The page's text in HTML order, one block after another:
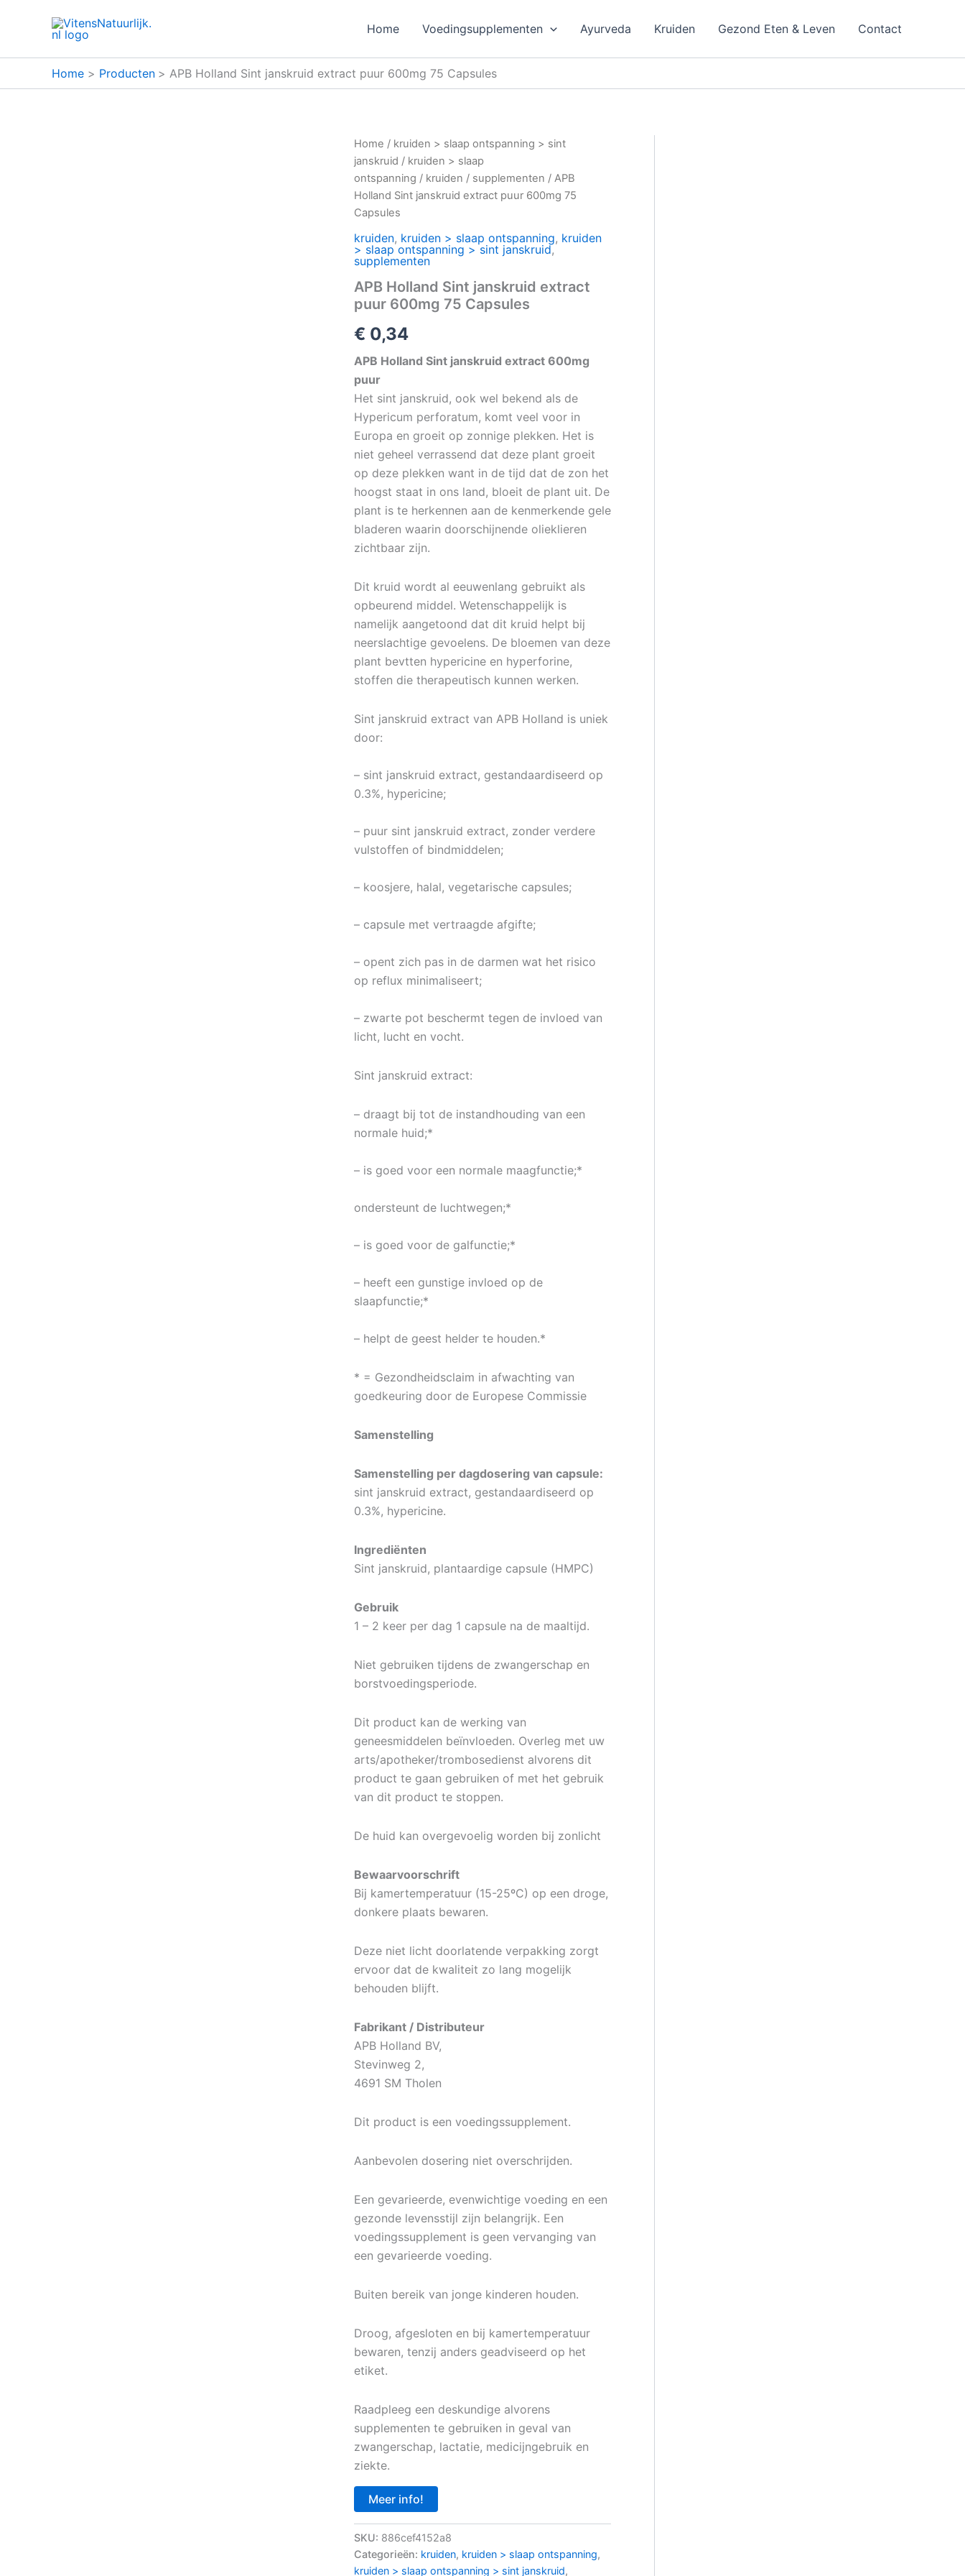
Home Voedingsupplementen Ayurveda Kruiden Gezond Eten & Leven Contact
Home Producten APB Holland Sint janskruid extract puur 600mg 75 Capsules
Home / kruiden > slaap ontspanning > sint
janskruid / kruiden > slaap
ontspanning / kruiden / supplementen / APB
Holland Sint janskruid extract puur 600mg 75
Capsules
kruiden, kruiden > slaap ontspanning, kruiden
> slaap ontspanning > sint janskruid,
supplementen
APB Holland Sint janskruid extract
puur 600mg 75 Capsules
€ 0,34
APB Holland Sint janskruid extract 600mg
puur
Het sint janskruid, ook wel bekend als de
Hypericum perforatum, komt veel voor in
Europa en groeit op zonnige plekken. Het is
niet geheel verrassend dat deze plant groeit
op deze plekken want in de tijd dat de zon het
hoogst staat in ons land, bloeit de plant uit. De
plant is te herkennen aan de kenmerkende gele
bladeren waarin doorschijnende olieklieren
zichtbaar zijn.
Dit kruid wordt al eeuwenlang gebruikt als
opbeurend middel. Wetenschappelijk is
namelijk aangetoond dat dit kruid helpt bij
neerslachtige gevoelens. De bloemen van deze
plant bevtten hypericine en hyperforine,
stoffen die therapeutisch kunnen werken.
Sint janskruid extract van APB Holland is uniek
door:
– sint janskruid extract, gestandaardiseerd op
0.3%, hypericine;
– puur sint janskruid extract, zonder verdere
vulstoffen of bindmiddelen;
– koosjere, halal, vegetarische capsules;
– capsule met vertraagde afgifte;
– opent zich pas in de darmen wat het risico
op reflux minimaliseert;
– zwarte pot beschermt tegen de invloed van
licht, lucht en vocht.
Sint janskruid extract:
– draagt bij tot de instandhouding van een
normale huid;*
– is goed voor een normale maagfunctie;*
ondersteunt de luchtwegen;*
– is goed voor de galfunctie;*
– heeft een gunstige invloed op de
slaapfunctie;*
– helpt de geest helder te houden.*
* = Gezondheidsclaim in afwachting van
goedkeuring door de Europese Commissie
Samenstelling
Samenstelling per dagdosering van capsule:
sint janskruid extract, gestandaardiseerd op
0.3%, hypericine.
Ingrediënten
Sint janskruid, plantaardige capsule (HMPC)
Gebruik
1 – 2 keer per dag 1 capsule na de maaltijd.
Niet gebruiken tijdens de zwangerschap en
borstvoedingsperiode.
Dit product kan de werking van
geneesmiddelen beïnvloeden. Overleg met uw
arts/apotheker/trombosedienst alvorens dit
product te gaan gebruiken of met het gebruik
van dit product te stoppen.
De huid kan overgevoelig worden bij zonlicht
Bewaarvoorschrift
Bij kamertemperatuur (15-25ºC) op een droge,
donkere plaats bewaren.
Deze niet licht doorlatende verpakking zorgt
ervoor dat de kwaliteit zo lang mogelijk
behouden blijft.
Fabrikant / Distributeur
APB Holland BV,
Stevinweg 2,
4691 SM Tholen
Dit product is een voedingssupplement.
Aanbevolen dosering niet overschrijden.
Een gevarieerde, evenwichtige voeding en een
gezonde levensstijl zijn belangrijk. Een
voedingssupplement is geen vervanging van
een gevarieerde voeding.
Buiten bereik van jonge kinderen houden.
Droog, afgesloten en bij kamertemperatuur
bewaren, tenzij anders geadviseerd op het
etiket.
Raadpleeg een deskundige alvorens
supplementen te gebruiken in geval van
zwangerschap, lactatie, medicijngebruik en
ziekte.
Meer info!
SKU: 886cef4152a8
Categorieën: kruiden, kruiden > slaap ontspanning,
kruiden > slaap ontspanning > sint janskruid,